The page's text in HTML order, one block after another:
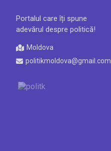
Portalul care îți spune
adevărul despre politică!
Moldova
politikmoldova@gmail.com